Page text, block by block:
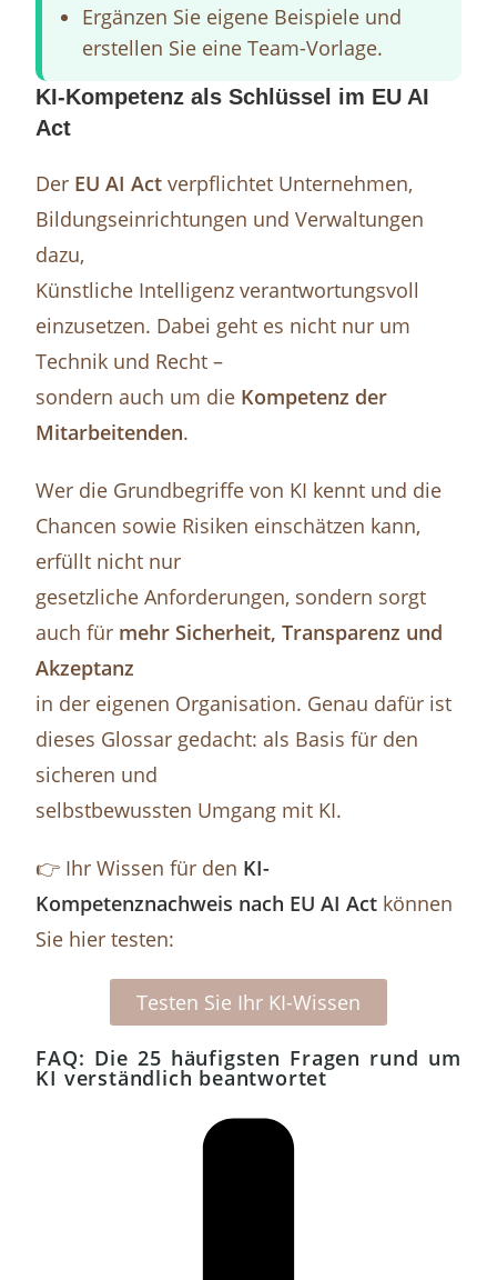
Ergänzen Sie eigene Beispiele und
erstellen Sie eine Team-Vorlage.
KI-Kompetenz als Schlüssel im EU AI
Act
Der EU AI Act verpflichtet Unternehmen,
Bildungseinrichtungen und Verwaltungen
dazu,
Künstliche Intelligenz verantwortungsvoll
einzusetzen. Dabei geht es nicht nur um
Technik und Recht –
sondern auch um die Kompetenz der
Mitarbeitenden.
Wer die Grundbegriffe von KI kennt und die
Chancen sowie Risiken einschätzen kann,
erfüllt nicht nur
gesetzliche Anforderungen, sondern sorgt
auch für mehr Sicherheit, Transparenz und
Akzeptanz
in der eigenen Organisation. Genau dafür ist
dieses Glossar gedacht: als Basis für den
sicheren und
selbstbewussten Umgang mit KI.
👉 Ihr Wissen für den KI-
Kompetenznachweis nach EU AI Act können
Sie hier testen:
Testen Sie Ihr KI-Wissen
FAQ: Die 25 häufigsten Fragen rund um
KI verständlich beantwortet